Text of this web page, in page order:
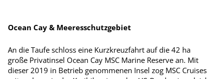
Ocean Cay & Meeresschutzgebiet
An die Taufe schloss eine Kurzkreuzfahrt auf die 42 ha
große Privatinsel Ocean Cay MSC Marine Reserve an. Mit
dieser 2019 in Betrieb genommenen Insel zog MSC Cruises